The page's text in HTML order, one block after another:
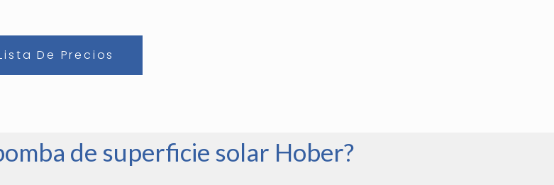
De Precios
de superficie solar Hober?